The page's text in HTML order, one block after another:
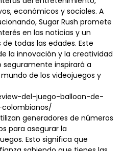
económicos y sociales. A
Sugar Rush promete
en las noticias y un
todas las edades. Este
la innovación y la creatividad
seguramente inspirará a
de los videojuegos y
del-juego-balloon-de-
generadores de números
para asegurar la
Esto significa que